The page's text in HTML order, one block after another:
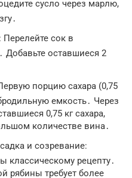
сусло через марлю,
сок в
Добавьте оставшиеся 2
порцию сахара (0,75
емкость․ Через
0,75 кг сахара,
количестве вина․
и созревание:
классическому рецепту․
рябины требует более